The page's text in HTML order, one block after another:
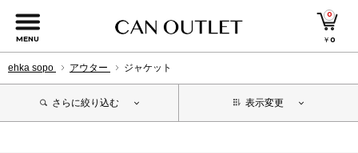
MENU
0
￥0
ehka sopo アウター ジャケット
さらに絞り込む 表示変更